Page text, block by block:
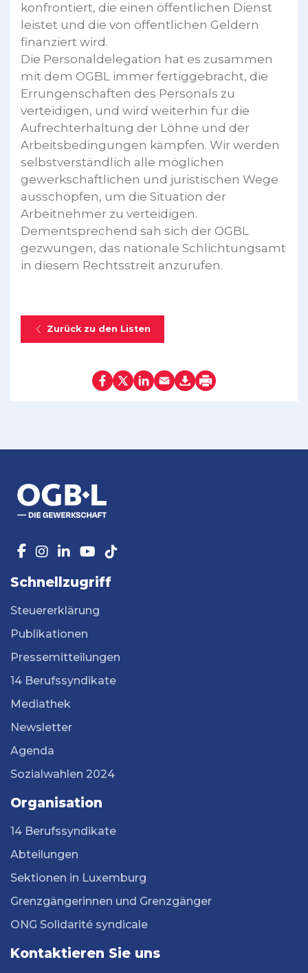
konfrontiert, die einen öffentlichen Dienst
leistet und die von öffentlichen Geldern
finanziert wird.
Die Personaldelegation hat es zusammen
mit dem OGBL immer fertiggebracht, die
Errungenschaften des Personals zu
verteidigen, und wird weiterhin für die
Aufrechterhaltung der Löhne und der
Arbeitsbedingungen kämpfen. Wir werden
selbstverständlich alle möglichen
gewerkschaftlichen und juristischen Wege
ausschöpfen, um die Situation der
Arbeitnehmer zu verteidigen.
Dementsprechend sah sich der OGBL
gezwungen, das nationale Schlichtungsamt
in diesem Rechtsstreit anzurufen.
Zurück zu den Listen
Schnellzugriff
Steuererklärung
Publikationen
Pressemitteilungen
14 Berufssyndikate
Mediathek
Newsletter
Agenda
Sozialwahlen 2024
Organisation
14 Berufssyndikate
Abteilungen
Sektionen in Luxemburg
Grenzgängerinnen und Grenzgänger
ONG Solidarité syndicale
Kontaktieren Sie uns